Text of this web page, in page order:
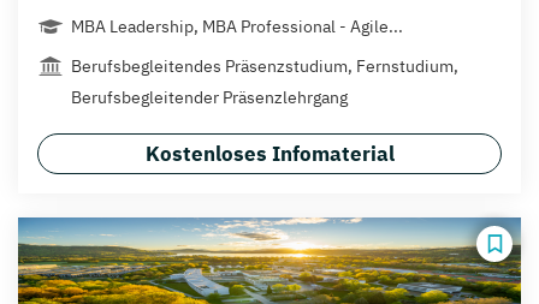
MBA Leadership, MBA Professional - Agile...
Berufsbegleitendes Präsenzstudium, Fernstudium,
Berufsbegleitender Präsenzlehrgang
Kostenloses Infomaterial